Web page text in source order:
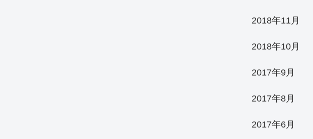
2018年11月
2018年10月
2017年9月
2017年8月
2017年6月